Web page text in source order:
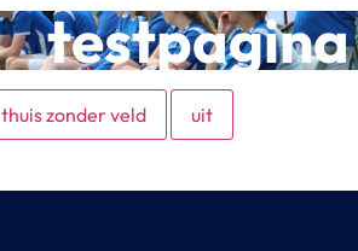
testpagina
thuis zonder veld uit